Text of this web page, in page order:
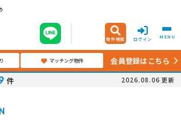
物件検索 ログイン MENU
マッチング物件
会員登録はこちら
件 2026.08.06 更新